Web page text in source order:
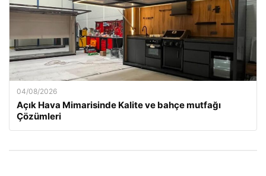
04/08/2026
Açık Hava Mimarisinde Kalite ve bahçe mutfağı
Çözümleri